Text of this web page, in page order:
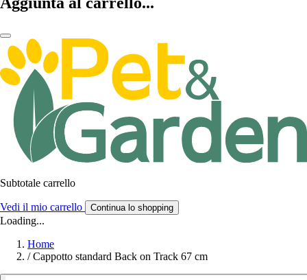
Subtotale carrello
Vedi il mio carrello Continua lo shopping
Loading...
Home
/ Cappotto standard Back on Track 67 cm